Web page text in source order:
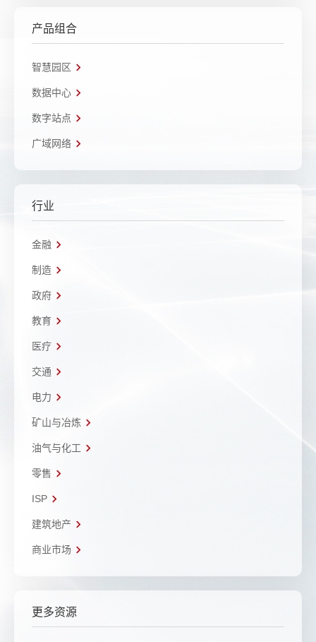
产品组合
智慧园区
数据中心
数字站点
广域网络
行业
金融
制造
政府
教育
医疗
交通
电力
矿山与冶炼
油气与化工
零售
ISP
建筑地产
商业市场
更多资源